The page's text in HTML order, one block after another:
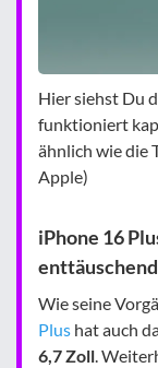
Hier siehst Du
funktioniert
ähnlich wie die
Apple)
iPhone 16
Wie seine
Plus hat auch
6,7 Zoll.